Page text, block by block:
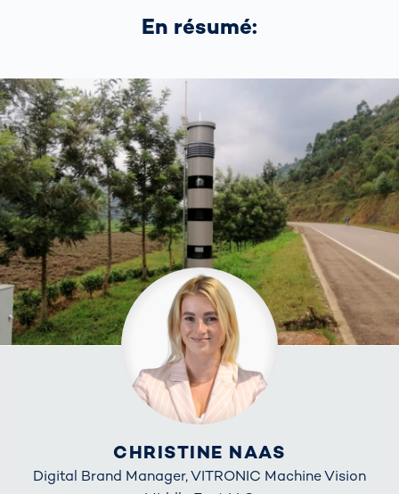
En résumé:
CHRISTINE NAAS
Digital Brand Manager, VITRONIC Machine Vision